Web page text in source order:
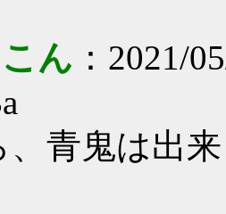
ん ：2021/
、青鬼は出